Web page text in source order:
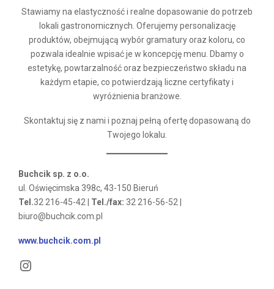
Stawiamy na elastyczność i realne dopasowanie do potrzeb
lokali gastronomicznych. Oferujemy personalizację
produktów, obejmującą wybór gramatury oraz koloru, co
pozwala idealnie wpisać je w koncepcję menu. Dbamy o
estetykę, powtarzalność oraz bezpieczeństwo składu na
każdym etapie, co potwierdzają liczne certyfikaty i
wyróżnienia branżowe.
Skontaktuj się z nami i poznaj pełną ofertę dopasowaną do
Twojego lokalu.
Buchcik sp. z o.o.
ul. Oświęcimska 398c, 43-150 Bieruń
Tel.32 216-45-42 | Tel./fax: 32 216-56-52 |
biuro@buchcik.com.pl
www.buchcik.com.pl
Instagram